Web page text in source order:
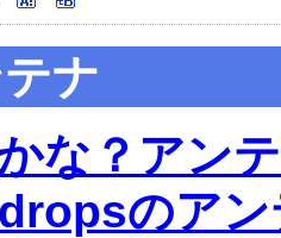
ナ
な？アン
のアン